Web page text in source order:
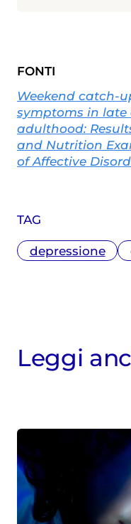
TAG
depressione
Leggi
specialmente
infantile
FONTI
Weekend catch-
symptoms in late
adulthood:
and Nutrition
of Affective